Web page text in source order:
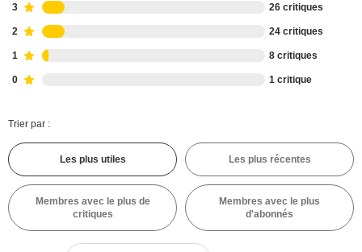
3 26 critiques
2 24 critiques
1 8 critiques
0 1 critique
Trier par :
Les plus utiles Les plus récentes
Membres avec le plus de
critiques
Membres avec le plus
d'abonnés